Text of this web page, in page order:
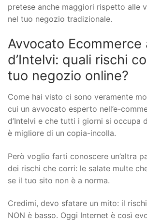
pretese anche maggiori rispetto alle
nel tuo negozio tradizionale.
Avvocato Ecommerce
d’Intelvi: quali rischi
tuo negozio online?
Come hai visto ci sono veramente
cui un avvocato esperto nell’e-
d’Intelvi e che tutti i giorni si occupa
è migliore di un copia-incolla.
Però voglio farti conoscere un’altra
dei rischi che corri: le salate multe
se il tuo sito non è a norma.
Credimi, devo sfatare un mito: il
NON è basso. Oggi Internet è così